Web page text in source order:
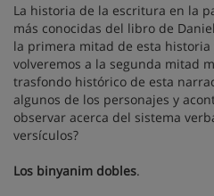
La historia de la escritura en la
más conocidas del libro de
la primera mitad de esta
volveremos a la segunda mitad
trasfondo histórico de esta
algunos de los personajes y
observar acerca del sistema
versículos?
Los binyanim dobles.